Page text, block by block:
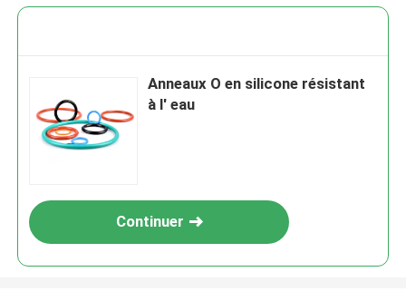
Anneaux O en silicone résistant
à l' eau
Continuer